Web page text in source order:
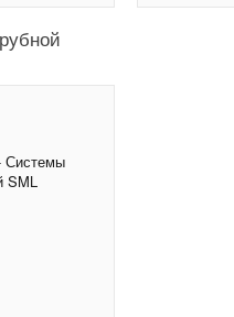
Системы
SML